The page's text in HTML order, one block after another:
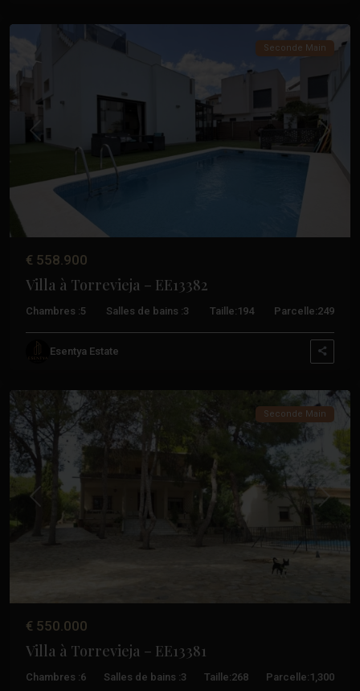
Précédent Suivant
Seconde Main
€ 558.900
Villa à Torrevieja – EE13382
Chambres :5 Salles de bains :3 Taille: 194 Parcelle:249
Esentya Estate
Balcones,
Précédent Suivant
Seconde Main
€ 550.000
Villa à Torrevieja – EE13381
Chambres :6 Salles de bains :3 Taille:268 Parcelle: 1,300